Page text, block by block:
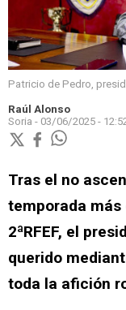
Patricio de Pedro,
Raúl Alonso
Soria - 03/06/2025 -
Tras el no
temporada más
2ªRFEF, el
querido
toda la afición